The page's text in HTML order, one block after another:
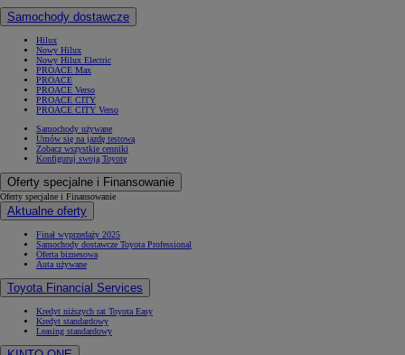
Samochody dostawcze
Hilux
Nowy Hilux
Nowy Hilux Electric
PROACE Max
PROACE
PROACE Verso
PROACE CITY
PROACE CITY Verso
Samochody używane
Umów się na jazdę testową
Zobacz wszystkie cenniki
Konfiguruj swoją Toyotę
Oferty specjalne i Finansowanie
Oferty specjalne i Finansowanie
Aktualne oferty
Finał wyprzedaży 2025
Samochody dostawcze Toyota Professional
Oferta biznesowa
Auta używane
Toyota Financial Services
Kredyt niższych rat Toyota Easy
Kredyt standardowy
Leasing standardowy